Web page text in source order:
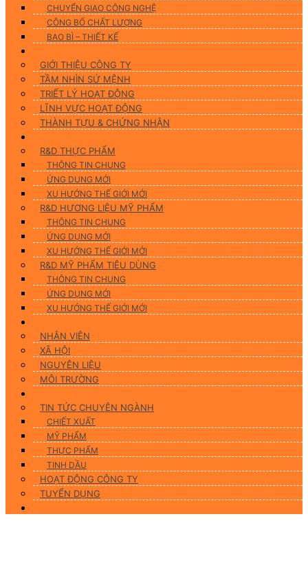
CHUYỂN GIAO CÔNG NGHỆ
CÔNG BỐ CHẤT LƯỢNG
BAO BÌ – THIẾT KẾ
GIỚI THIỆU CÔNG TY
TẦM NHÌN SỨ MỆNH
TRIẾT LÝ HOẠT ĐỘNG
LĨNH VỰC HOẠT ĐỘNG
THÀNH TỰU & CHỨNG NHẬN
R&D THỰC PHẨM
THÔNG TIN CHUNG
ỨNG DUNG MỚI
XU HƯỚNG THẾ GIỚI MỚI
R&D HƯƠNG LIỆU MỸ PHẨM
THÔNG TIN CHUNG
ỨNG DỤNG MỚI
XU HƯỚNG THẾ GIỚI MỚI
R&D MỸ PHẨM TIÊU DÙNG
THÔNG TIN CHUNG
ỨNG DỤNG MỚI
XU HƯỚNG THẾ GIỚI MỚI
NHÂN VIÊN
XÃ HỘI
NGUYÊN LIỆU
MÔI TRƯỜNG
TIN TỨC CHUYÊN NGÀNH
CHIẾT XUẤT
MỸ PHẨM
THỰC PHẨM
TINH DẦU
HOẠT ĐỘNG CÔNG TY
TUYỂN DỤNG